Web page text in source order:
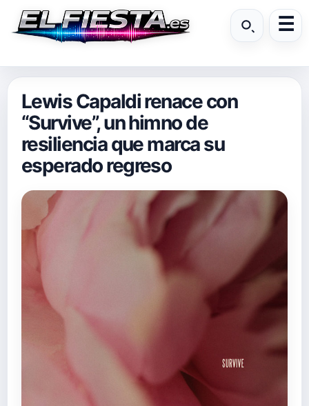
Lewis Capaldi renace con
“Survive”, un himno de
resiliencia que marca su
esperado regreso